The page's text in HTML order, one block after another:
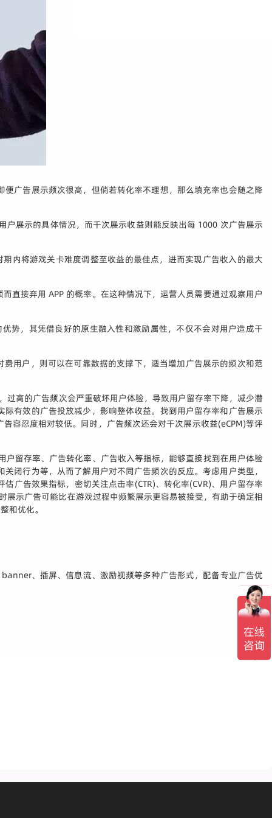
广告展示频次很高，但倘若转化率不理想，那么填充率也会随之降
展示的具体情况，而千次展示收益则能反映出每 1000 次广告展示
内将游戏关卡难度调整至收益的最佳点，进而实现广告收入的最大
直接弃用 APP 的概率。在这种情况下，运营人员需要通过观察用户
势，其凭借良好的原生融入性和激励属性，不仅不会对用户造成干
用户，则可以在可靠数据的支撑下，适当增加广告展示的频次和范
高的广告频次会严重破坏用户体验，导致用户留存率下降，减少潜
有效的广告投放减少，影响整体收益。找到用户留存率和广告展示
容忍度相对较低。同时，广告频次还会对千次展示收益(eCPM)等评
留存率、广告转化率、广告收入等指标，能够直接找到在用户体验
闭行为等，从而了解用户对不同广告频次的反应。考虑用户类型，
广告效果指标，密切关注点击率(CTR)、转化率(CVR)、用户留存率
展示广告可能比在游戏过程中频繁展示更容易被接受，有助于确定相
和优化。
、插屏、信息流、激励视频等多种广告形式，配备专业广告优